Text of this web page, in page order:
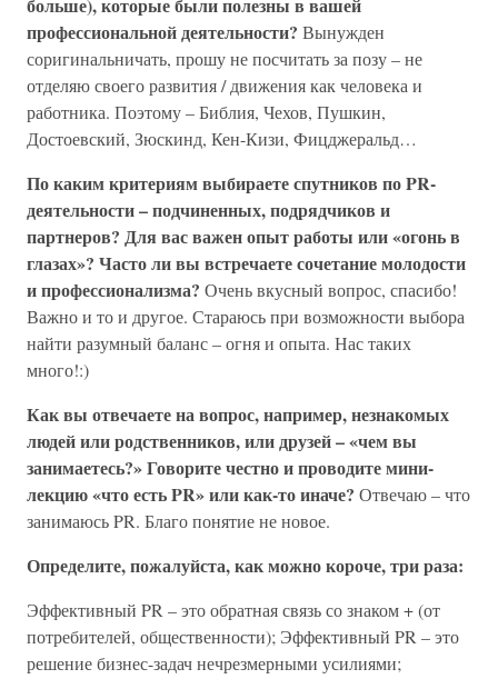
профессиональной деятельности? Вынужден
соригинальничать, прошу не посчитать за позу – не
отделяю своего развития / движения как человека и
работника. Поэтому – Библия, Чехов, Пушкин,
Достоевский, Зюскинд, Кен-Кизи, Фицджеральд…
По каким критериям выбираете спутников по PR-
деятельности – подчиненных, подрядчиков и
партнеров? Для вас важен опыт работы или «огонь в
глазах»? Часто ли вы встречаете сочетание молодости
и профессионализма? Очень вкусный вопрос, спасибо!
Важно и то и другое. Стараюсь при возможности выбора
найти разумный баланс – огня и опыта. Нас таких
много!:)
Как вы отвечаете на вопрос, например, незнакомых
людей или родственников, или друзей – «чем вы
занимаетесь?» Говорите честно и проводите мини-
лекцию «что есть PR» или как-то иначе? Отвечаю – что
занимаюсь PR. Благо понятие не новое.
Определите, пожалуйста, как можно короче, три раза:
Эффективный PR – это обратная связь со знаком + (от
потребителей, общественности); Эффективный PR – это
решение бизнес-задач нечрезмерными усилиями;